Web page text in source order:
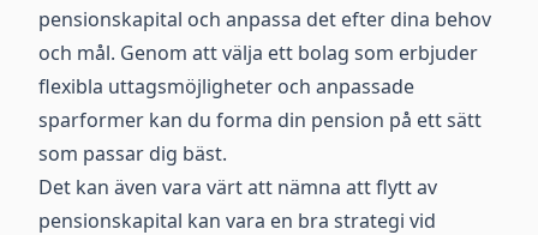
pensionskapital och anpassa det efter dina behov
och mål. Genom att välja ett bolag som erbjuder
flexibla uttagsmöjligheter och anpassade
sparformer kan du forma din pension på ett sätt
som passar dig bäst.
Det kan även vara värt att nämna att flytt av
pensionskapital kan vara en bra strategi vid